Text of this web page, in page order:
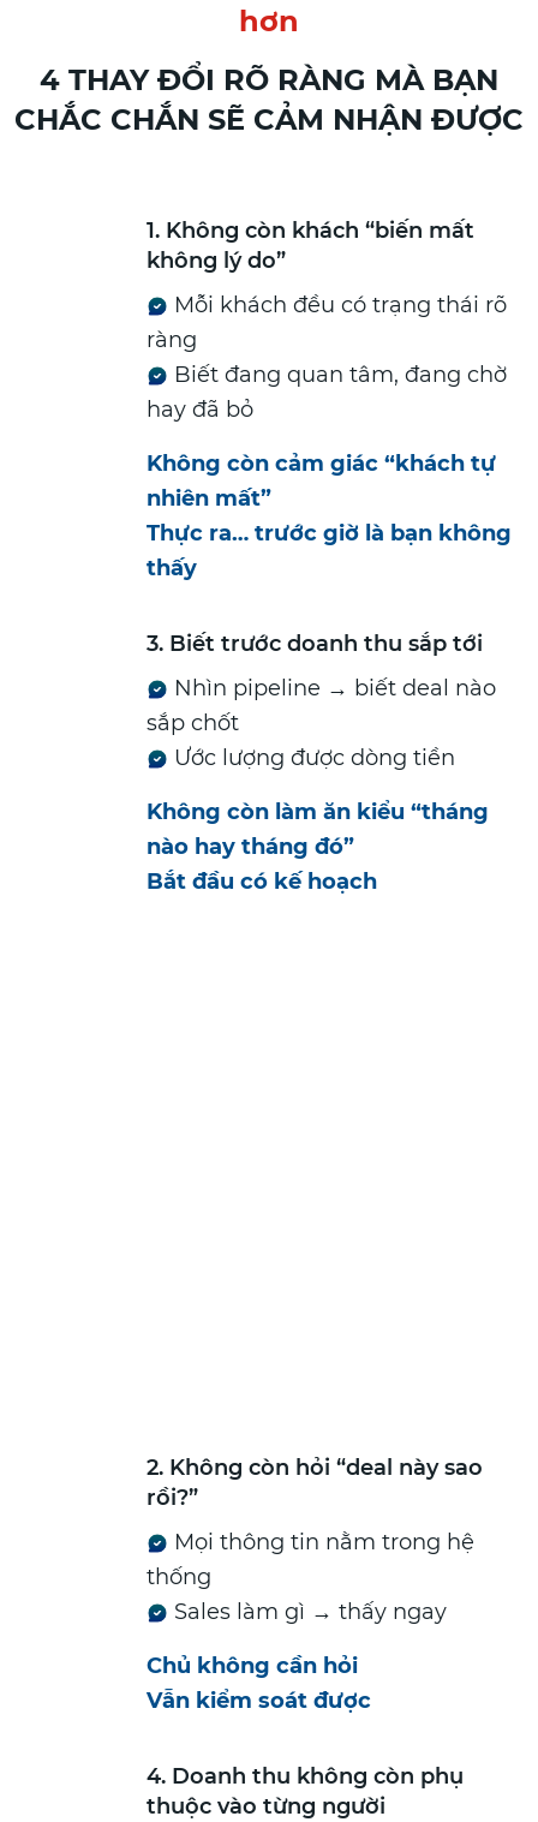
hơn
4 THAY ĐỔI RÕ RÀNG MÀ BẠN
CHẮC CHẮN SẼ CẢM NHẬN ĐƯỢC
1. Không còn khách “biến mất
không lý do”
Mỗi khách đều có trạng thái rõ
ràng
Biết đang quan tâm, đang chờ
hay đã bỏ
Không còn cảm giác “khách tự
nhiên mất”
Thực ra… trước giờ là bạn không
thấy
3. Biết trước doanh thu sắp tới
Nhìn pipeline → biết deal nào
sắp chốt
Ước lượng được dòng tiền
Không còn làm ăn kiểu “tháng
nào hay tháng đó”
Bắt đầu có kế hoạch
2. Không còn hỏi “deal này sao
rồi?”
Mọi thông tin nằm trong hệ
thống
Sales làm gì → thấy ngay
Chủ không cần hỏi
Vẫn kiểm soát được
4. Doanh thu không còn phụ
thuộc vào từng người